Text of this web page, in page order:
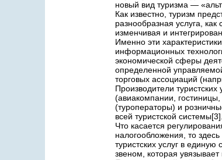
новый вид туризма —
Как известно, туризм
разнообразная услуга,
изменчивая и
Именно эти
информационных
экономической сферы
определенной
торговых ассоциаций
Производители
(авиакомпании,
(туроператоры) и
всей туристской системы[3].
Что касается
налогообложения, то
туристских услуг в
звеном, которая